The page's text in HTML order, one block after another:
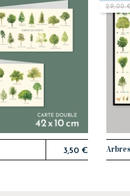
AU PANIER 3,50 €
29,00